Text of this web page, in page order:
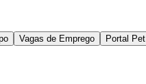
Vagas de Emprego Portal Pet